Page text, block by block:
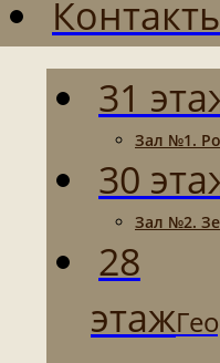
31
Зал №1.
30
Зал №2.
28
этаж